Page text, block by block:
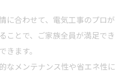
に合わせて、電気工事のプロが
ことで、ご家族全員が満足でき
きます。
なメンテナンス性や省エネ性に